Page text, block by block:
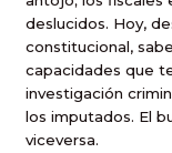
deslucidos. Hoy,
constitucional,
capacidades que
investigación
los imputados. El
viceversa.